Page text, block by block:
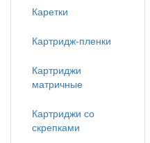
Каретки
Картридж-пленки
Картриджи
матричные
Картриджи со
скрепками